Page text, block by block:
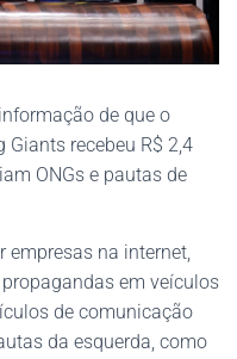
de que o
recebeu R$ 2,4
ONGs e pautas de
empresas na internet,
em veículos
de comunicação
da esquerda, como